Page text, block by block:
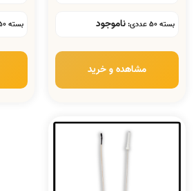
بسته 50 عددی: ناموجود
مشاهده و خرید
بسته 50 عددی: